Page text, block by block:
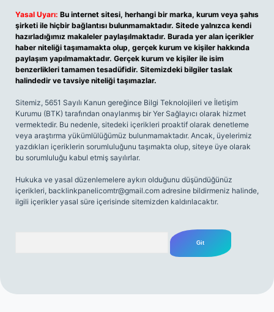
Yasal Uyarı: Bu internet sitesi, herhangi bir marka, kurum veya şahıs
şirketi ile hiçbir bağlantısı bulunmamaktadır. Sitede yalnızca kendi
hazırladığımız makaleler paylaşılmaktadır. Burada yer alan içerikler
haber niteliği taşımamakta olup, gerçek kurum ve kişiler hakkında
paylaşım yapılmamaktadır. Gerçek kurum ve kişiler ile isim
benzerlikleri tamamen tesadüfidir. Sitemizdeki bilgiler taslak
halindedir ve tavsiye niteliği taşımazlar.
Sitemiz, 5651 Sayılı Kanun gereğince Bilgi Teknolojileri ve İletişim
Kurumu (BTK) tarafından onaylanmış bir Yer Sağlayıcı olarak hizmet
vermektedir. Bu nedenle, sitedeki içerikleri proaktif olarak denetleme
veya araştırma yükümlülüğümüz bulunmamaktadır. Ancak, üyelerimiz
yazdıkları içeriklerin sorumluluğunu taşımakta olup, siteye üye olarak
bu sorumluluğu kabul etmiş sayılırlar.
Hukuka ve yasal düzenlemelere aykırı olduğunu düşündüğünüz
içerikleri, backlinkpanelicomtr@gmail.com adresine bildirmeniz halinde,
ilgili içerikler yasal süre içerisinde sitemizden kaldırılacaktır.